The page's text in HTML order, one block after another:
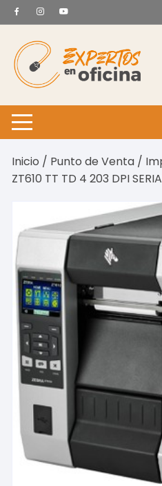
Saltar
al
contenido
Inicio / Punto de Venta /
ZT610 TT TD 4 203 DPI